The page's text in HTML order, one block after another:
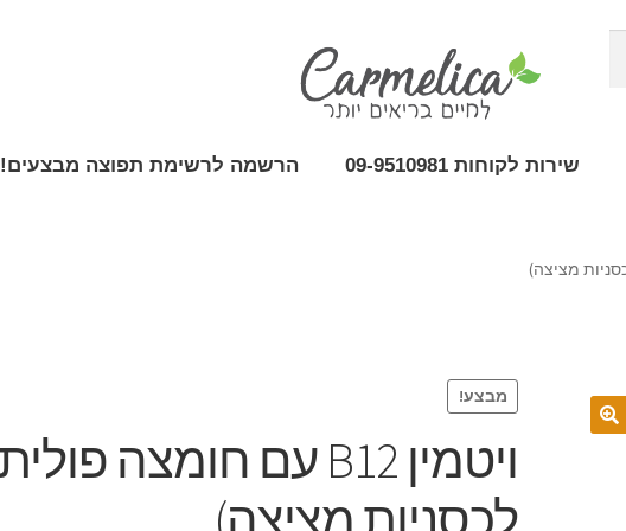
שירות לקוחות 09-9510981 הרשמה לרשימת תפוצה מבצעים!
מבצע!